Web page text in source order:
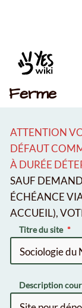
Ferme
ATTENTION
DÉFAUT
À DURÉE
SAUF
ÉCHÉANCE
ACCUEIL),
Titre du site
Description